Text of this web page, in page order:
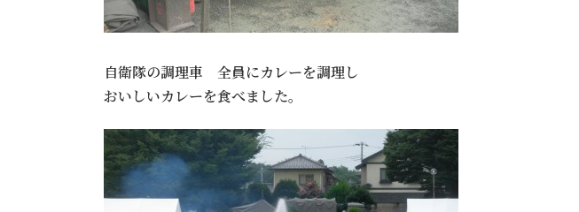
自衛隊の調理車 全員にカレーを調理し
おいしいカレーを食べました。